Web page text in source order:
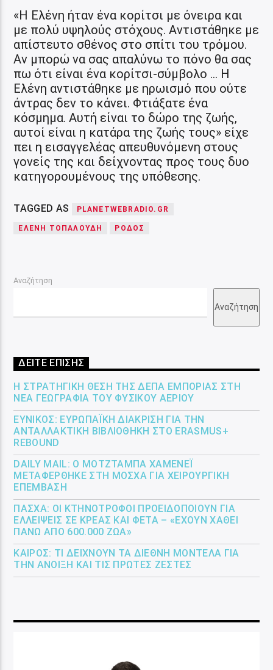
«Η Ελένη ήταν ένα κορίτσι με όνειρα και
με πολύ υψηλούς στόχους. Αντιστάθηκε με
απίστευτο σθένος στο σπίτι του τρόμου.
Αν μπορώ να σας απαλύνω το πόνο θα σας
πω ότι είναι ένα κορίτσι-σύμβολο … Η
Ελένη αντιστάθηκε με ηρωισμό που ούτε
άντρας δεν το κάνει. Φτιάξατε ένα
κόσμημα. Αυτή είναι το δώρο της ζωής,
αυτοί είναι η κατάρα της ζωής τους» είχε
πει η εισαγγελέας απευθυνόμενη στους
γονείς της και δείχνοντας προς τους δυο
κατηγορουμένους της υπόθεσης.
TAGGED AS PLANETWEBRADIO.GR
ΕΛΕΝΗ ΤΟΠΑΛΟΥΔΗ ΡΟΔΟΣ
Αναζήτηση
Αναζήτηση
ΔΕΙΤΕ ΕΠΙΣΗΣ
Η ΣΤΡΑΤΗΓΙΚΉ ΘΈΣΗ ΤΗΣ ΔΕΠΑ ΕΜΠΟΡΊΑΣ ΣΤΗ
ΝΈΑ ΓΕΩΓΡΑΦΊΑ ΤΟΥ ΦΥΣΙΚΟΎ ΑΕΡΊΟΥ
ΕΎΝΙΚΟΣ: ΕΥΡΩΠΑΪΚΉ ΔΙΆΚΡΙΣΗ ΓΙΑ ΤΗΝ
ΑΝΤΑΛΛΑΚΤΙΚΉ ΒΙΒΛΙΟΘΉΚΗ ΣΤΟ ERASMUS+
REBOUND
DAILY MAIL: Ο ΜΟΤΖΤΆΜΠΑ ΧΑΜΕΝΕΪ́
ΜΕΤΑΦΈΡΘΗΚΕ ΣΤΗ ΜΌΣΧΑ ΓΙΑ ΧΕΙΡΟΥΡΓΙΚΉ
ΕΠΈΜΒΑΣΗ
ΠΆΣΧΑ: ΟΙ ΚΤΗΝΟΤΡΌΦΟΙ ΠΡΟΕΙΔΟΠΟΙΟΎΝ ΓΙΑ
ΕΛΛΕΊΨΕΙΣ ΣΕ ΚΡΈΑΣ ΚΑΙ ΦΈΤΑ – «ΈΧΟΥΝ ΧΑΘΕΊ
ΠΆΝΩ ΑΠΌ 600.000 ΖΏΑ»
ΚΑΙΡΌΣ: ΤΙ ΔΕΊΧΝΟΥΝ ΤΑ ΔΙΕΘΝΉ ΜΟΝΤΈΛΑ ΓΙΑ
ΤΗΝ ΆΝΟΙΞΗ ΚΑΙ ΤΙΣ ΠΡΏΤΕΣ ΖΈΣΤΕΣ